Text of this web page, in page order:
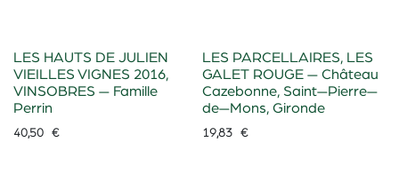
LES HAUTS DE JULIEN
VIEILLES VIGNES 2016,
VINSOBRES — Famille
Perrin
40,50 €
LES PARCELLAIRES, LES
GALET ROUGE — Château
Cazebonne, Saint—Pierre—
de—Mons, Gironde
19,83€